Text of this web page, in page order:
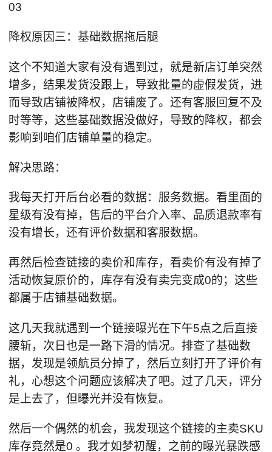
03
降权原因三：基础数据拖后腿
这个不知道大家有没有遇到过，就是新店订单突然
增多，结果发货没跟上，导致批量的虚假发货，进
而导致店铺被降权，店铺废了。还有客服回复不及
时等等，这些基础数据没做好，导致的降权，都会
影响到咱们店铺单量的稳定。
解决思路：
我每天打开后台必看的数据：服务数据。看里面的
星级有没有掉，售后的平台介入率、品质退款率有
没有增长，还有评价数据和客服数据。
再然后检查链接的卖价和库存，看卖价有没有掉了
活动恢复原价的，库存有没有卖完变成0的；这些
都属于店铺基础数据。
这几天我就遇到一个链接曝光在下午5点之后直接
腰斩，次日也是一路下滑的情况。排查了基础数
据，发现是领航员分掉了，然后立刻打开了评价有
礼，心想这个问题应该解决了吧。过了几天，评分
是上去了，但曝光并没有恢复。
然后一个偶然的机会，我发现这个链接的主卖SKU
库存竟然是0 。我才如梦初醒，之前的曝光暴跌感